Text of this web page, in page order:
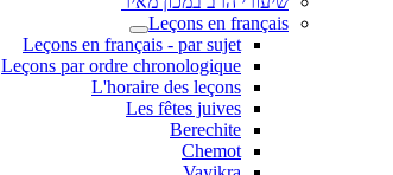
Leçons en français
Leçons en français - par sujet
Leçons par ordre chronologique
L'horaire des leçons
Les fêtes juives
Berechite
Chemot